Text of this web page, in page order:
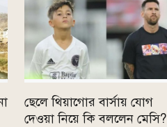
ছেলে থিয়াগোর বার্সায় যোগ
দেওয়া নিয়ে কি বললেন মেসি?